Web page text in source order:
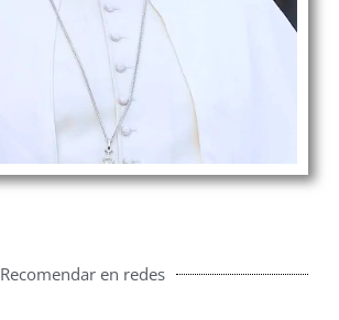
Recomendar en redes